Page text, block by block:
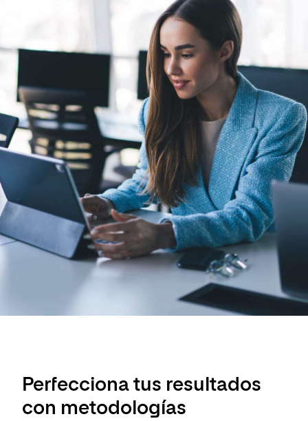
Perfecciona tus resultados
con metodologías